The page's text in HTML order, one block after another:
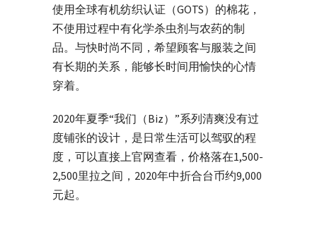
使用全球有机纺织认证（GOTS）的棉花，
不使用过程中有化学杀虫剂与农药的制
品。与快时尚不同，希望顾客与服装之间
有长期的关系，能够长时间用愉快的心情
穿着。
2020年夏季“我们（Biz）”系列清爽没有过
度铺张的设计，是日常生活可以驾驭的程
度，可以直接上官网查看，价格落在1,500-
2,500里拉之间，2020年中折合台币约9,000
元起。